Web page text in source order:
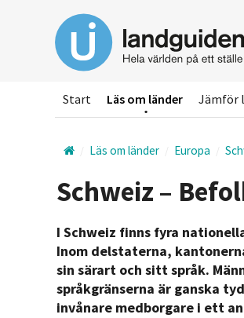
huvudinnehållet
Start Läs om länder Jämför
Läs om länder Europa
Schweiz –
I Schweiz finns fyra
Inom delstaterna,
sin särart och sitt språk.
språkgränserna är ganska
invånare medborgare i ett